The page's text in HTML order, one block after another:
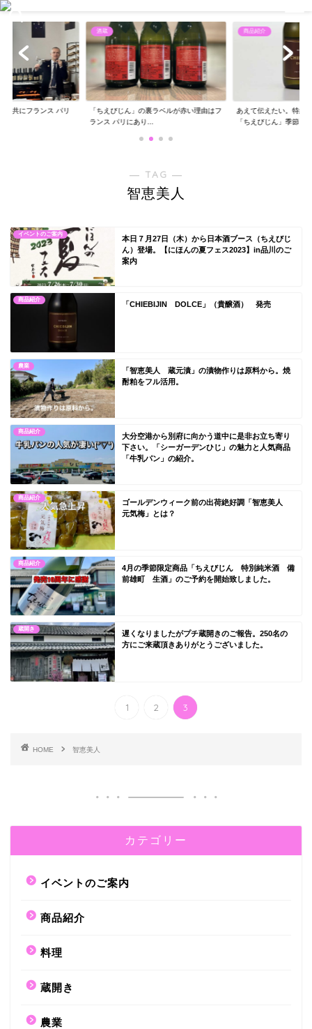
と共にフランス パリ
酒蔵
「ちえびじん」の裏ラベルが赤い理由はフ
ランス パリにあり...
商品紹介
あえて伝えたい。特約
「ちえびじん」季節...
― TAG ―
智恵美人
イベントのご案内
本日７月27日（木）から日本酒ブース（ちえびじ
ん）登場。【にほんの夏フェス2023】in品川のご
案内
商品紹介
「CHIEBIJIN DOLCE」（貴醸酒） 発売
農業
「智恵美人 蔵元漬」の漬物作りは原料から。焼
酎粕をフル活用。
商品紹介
大分空港から別府に向かう道中に是非お立ち寄り
下さい。「シーガーデンひじ」の魅力と人気商品
「牛乳パン」の紹介。
商品紹介
ゴールデンウィーク前の出荷絶好調「智恵美人
元気梅」とは？
商品紹介
4月の季節限定商品「ちえびじん 特別純米酒 備
前雄町 生酒」のご予約を開始致しました。
蔵開き
遅くなりましたがプチ蔵開きのご報告。250名の
方にご来蔵頂きありがとうございました。
1 2 3
HOME 智恵美人
カテゴリー
イベントのご案内
商品紹介
料理
蔵開き
農業